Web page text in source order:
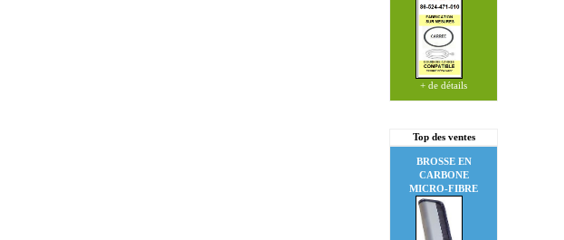
+ de détails
Top des ventes
BROSSE EN
CARBONE
MICRO-FIBRE